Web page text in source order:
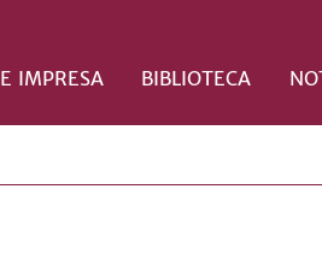
IMPRESA BIBLIOTECA